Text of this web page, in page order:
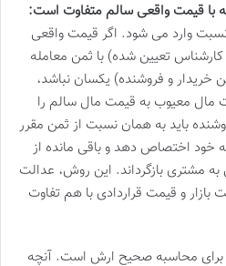
با قیمت واقعی سالم متفاوت است:
وارد می شود. اگر قیمت واقعی
تعیین شده) با ثمن معامله
خریدار و فروشنده) یکسان نباشد،
مال معیوب به قیمت مال سالم را
باید به همان نسبت از ثمن مقرر
خود اختصاص دهد و باقی مانده از
مشتری بازگرداند. این روش، عدالت
بازار و قیمت قراردادی با هم تفاوت
برای محاسبه صحیح ارش است. آنچه